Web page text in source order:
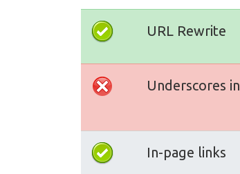
URL Rewrite
Underscores
In-page links